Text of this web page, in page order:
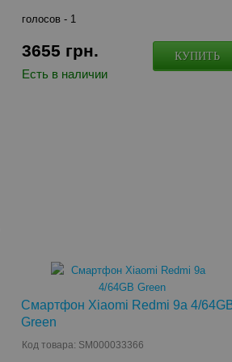
голосов - 1
3655 грн.
Есть в наличии
КУПИТЬ
Смартфон Xiaomi Redmi 9a 4/
Green
Код товара: SM000033366